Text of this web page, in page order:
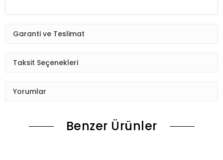
Garanti ve Teslimat
Taksit Seçenekleri
Yorumlar
Benzer Ürünler